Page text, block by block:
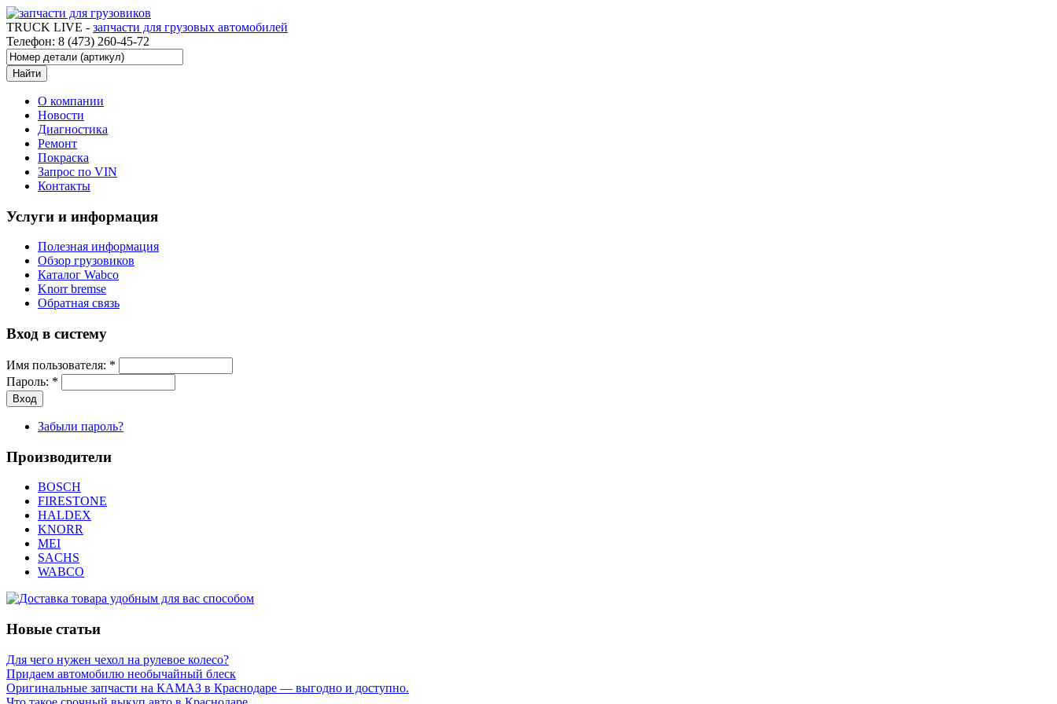
TRUCK LIVE - запчасти для грузовых автомобилей
Телефон: 8 (473) 260-45-72
О компании
Новости
Диагностика
Ремонт
Покраска
Запрос по VIN
Контакты
Услуги и информация
Полезная информация
Обзор грузовиков
Каталог Wabco
Knorr bremse
Обратная связь
Вход в систему
Имя пользователя: *
Пароль: *
Забыли пароль?
Производители
BOSCH
FIRESTONE
HALDEX
KNORR
MEI
SACHS
WABCO
Новые статьи
Для чего нужен чехол на рулевое колесо?
Придаем автомобилю необычайный блеск
Оригинальные запчасти на КАМАЗ в Краснодаре — выгодно и доступно.